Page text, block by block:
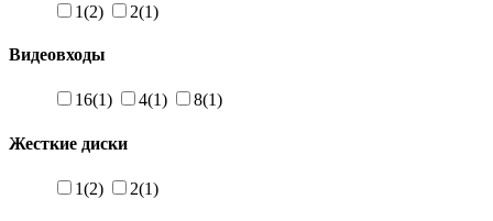
1(2) 2(1)
Видеовходы
16(1) 4(1) 8(1)
Жесткие диски
1(2) 2(1)